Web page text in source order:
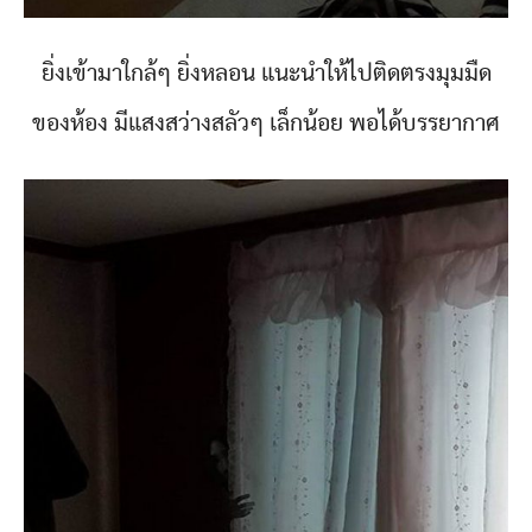
ยิ่งเข้ามาใกล้ๆ ยิ่งหลอน แนะนำให้ไปติดตรงมุมมืด
ของห้อง มีแสงสว่างสลัวๆ เล็กน้อย พอได้บรรยากาศ